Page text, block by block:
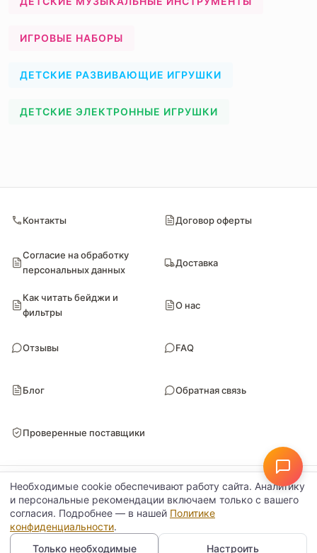
ИГРОВЫЕ НАБОРЫ
ДЕТСКИЕ РАЗВИВАЮЩИЕ ИГРУШКИ
ДЕТСКИЕ ЭЛЕКТРОННЫЕ ИГРУШКИ
Контакты Договор оферты
Согласие на обработку
персональных данных
Доставка
Как читать бейджи и
фильтры
О нас
Отзывы FAQ
Блог Обратная связь
Проверенные поставщики
© Поставкин 2026ООО «Блитури» · ИНН 9102052170 · ОГРН 1149102107461
Политика конфиденциальности Настройки данных
Необходимые cookie обеспечивают работу сайта. Аналитику
и персональные рекомендации включаем только с вашего
согласия. Подробнее — в нашей Политике
конфиденциальности.
Только необходимые
Настроить